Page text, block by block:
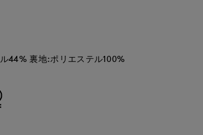
44% 裏地:ポリエステル100%